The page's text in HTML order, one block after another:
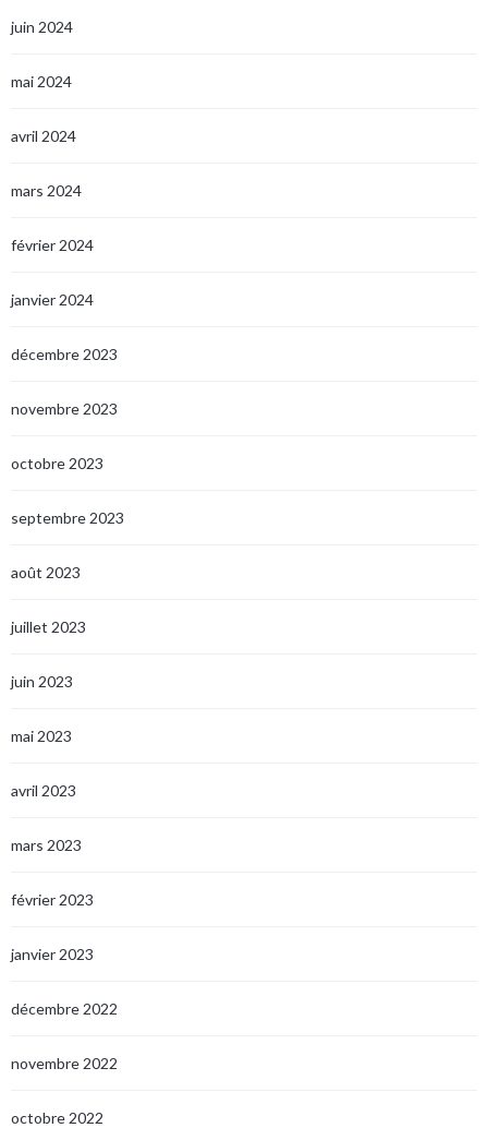
juin 2024
mai 2024
avril 2024
mars 2024
février 2024
janvier 2024
décembre 2023
novembre 2023
octobre 2023
septembre 2023
août 2023
juillet 2023
juin 2023
mai 2023
avril 2023
mars 2023
février 2023
janvier 2023
décembre 2022
novembre 2022
octobre 2022